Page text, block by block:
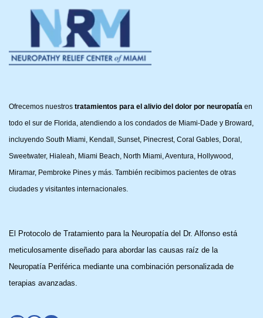
Ofrecemos nuestros tratamientos para el alivio del dolor por neuropatía en
todo el sur de Florida, atendiendo a los condados de Miami-Dade y Broward,
incluyendo South Miami, Kendall, Sunset, Pinecrest, Coral Gables, Doral,
Sweetwater, Hialeah, Miami Beach, North Miami, Aventura, Hollywood,
Miramar, Pembroke Pines y más. También recibimos pacientes de otras
ciudades y visitantes internacionales.
El Protocolo de Tratamiento para la Neuropatía del Dr. Alfonso está
meticulosamente diseñado para abordar las causas raíz de la
Neuropatía Periférica mediante una combinación personalizada de
terapias avanzadas.